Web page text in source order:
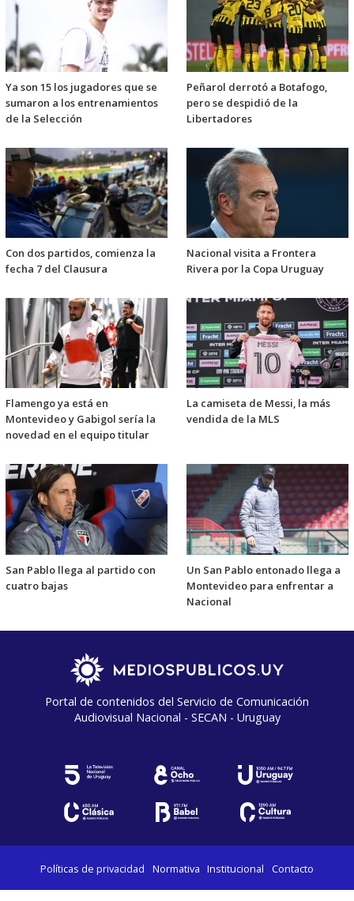
Ya son 15 los jugadores que se
sumaron a los entrenamientos
de la Selección
Peñarol derrotó a Botafogo,
pero se despidió de la
Libertadores
Con dos partidos, comienza la
fecha 7 del Clausura
Nacional visita a Frontera
Rivera por la Copa Uruguay
Flamengo ya está en
Montevideo y Gabigol sería la
novedad en el equipo titular
La camiseta de Messi, la más
vendida de la MLS
San Pablo llega al partido con
cuatro bajas
Un San Pablo entonado llega a
Montevideo para enfrentar a
Nacional
Portal de contenidos del Servicio de Comunicación
Audiovisual Nacional - SECAN - Uruguay
Políticas de privacidad Normativa Institucional Contacto